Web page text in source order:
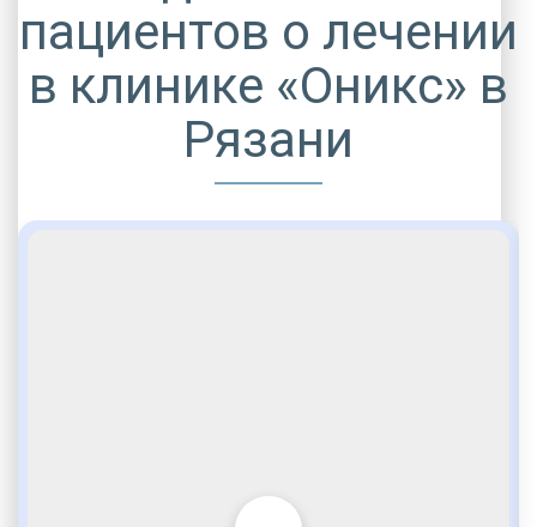
Социальные программы
пациентов о лечении
в клинике «Оникс» в
Рязани